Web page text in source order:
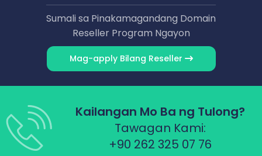
Sumali sa Pinakamagandang Domain
Reseller Program Ngayon
Mag-apply Bilang Reseller
Kailangan Mo Ba ng Tulong?
Tawagan Kami:
+90 262 325 07 76